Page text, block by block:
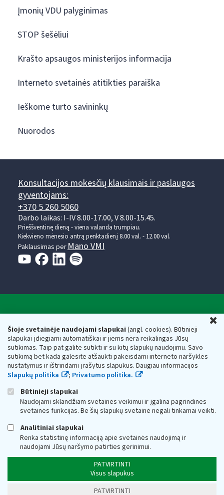
Šioje svetainėje naudojami slapukai(angl. cookies). Būtinieji
slapukai įdiegiami automatiškai ir jiems nėra reikalingas Jūsų
sutikimas. Taip pat galite sutikti ir su kitų slapukų naudojimu. Savo
sutikimą bet kada galėsite atšaukti pakeisdami interneto naršyklės
nustatymus ir ištrindami įrašytus slapukus. Daugiau informacijos
Slapukų politika
; Privatumo politika.
Būtinieji slapukai
Naudojami sklandžiam svetainės veikimui ir įgalina pagrindines
svetainės funkcijas. Be šių slapukų svetainė negali tinkamai veikti.
Analitiniai slapukai
Renka statistinę informaciją apie svetainės naudojimą ir
naudojami Jūsų naršymo patirties gerinimui.
PATVIRTINTI
Visus slapukus
PATVIRTINTI
Įmonių VDU palyginimas
STOP šešėliui
Krašto apsaugos ministerijos informacija
Interneto svetainės atitikties paraiška
Ieškome turto savininkų
Nuorodos
Konsultacijos mokesčių klausimais ir paslaugos
gyventojams:
+370 5 260 5060
Darbo laikas: I-IV 8.00-17.00, V 8.00-15.45.
Prieššventinę dieną - viena valanda trumpiau.
Kiekvieno mėnesio antrą penktadienį 8.00 val. - 12.00 val.
Paklausimas per Mano VMI
Respublikos finansų ministerijos
Biudžetinė įstaiga. Juridinio asmens kodas — 188659752,
adresas: Vasario 16-osios g. 14, 01107 Vilnius, Lietuva, el.paštas:
vmi@vmi.lt, E. pristatymo dėžutės adresas 188659752
Duomenys apie Valstybinę mokesčių inspekciją prie Lietuvos
Respublikos finansų ministerijos kaupiami ir saugomi Juridinių